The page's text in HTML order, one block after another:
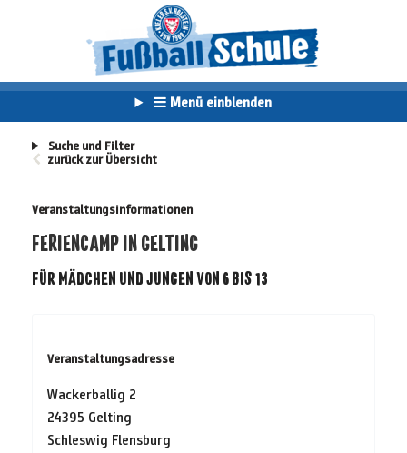
Menü einblenden
Suche und Filter
zurück zur Übersicht
Veranstaltungsinformationen
FERIENCAMP IN GELTING
FÜR MÄDCHEN UND JUNGEN VON 6 BIS 13
Veranstaltungsadresse
Wackerballig 2
24395 Gelting
Schleswig Flensburg